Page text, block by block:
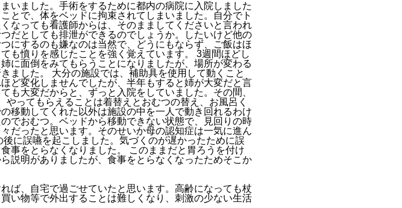
いました。手術をするために都内の病院に入院しました
とで、体をベッドに拘束されてしまいました。自分でト
なっても看護師からは、そのまましてくださいと言われ
だとしても排泄ができるのでしょうか。したいけど他の
にするのも嫌なのは当然で、どうにもならず、ご飯はほ
も憤りを感じたことを強く覚えています。 3週間ほどし
に面倒をみてもらうことになりましたが、場所が変わる
ました。 大分の施設では、補助具を使用して動くこと
ど変化しませんでしたが、半年もすると姉が大変だと言
も大変だからと、ずっと入院をしていました。その間、
ってもらえることは着替えとおむつの替え、お風呂く
移動してくれた以外は施設の中を一人で動き回れるわけ
でおむつ。ベッドから移動できない状態で、見回りの時
だったと思います。そのせいか母の認知症は一気に進ん
に誤嚥を起こしました。気づくのが遅かったために誤
事をとらなくなりました。 このままだと胃ろうを付け
説明がありましたが、食事をとらなくなったためそこか
ば、自宅で過ごせていたと思います。高齢になっても杖
い物等で外出することは難しくなり、刺激の少ない生活